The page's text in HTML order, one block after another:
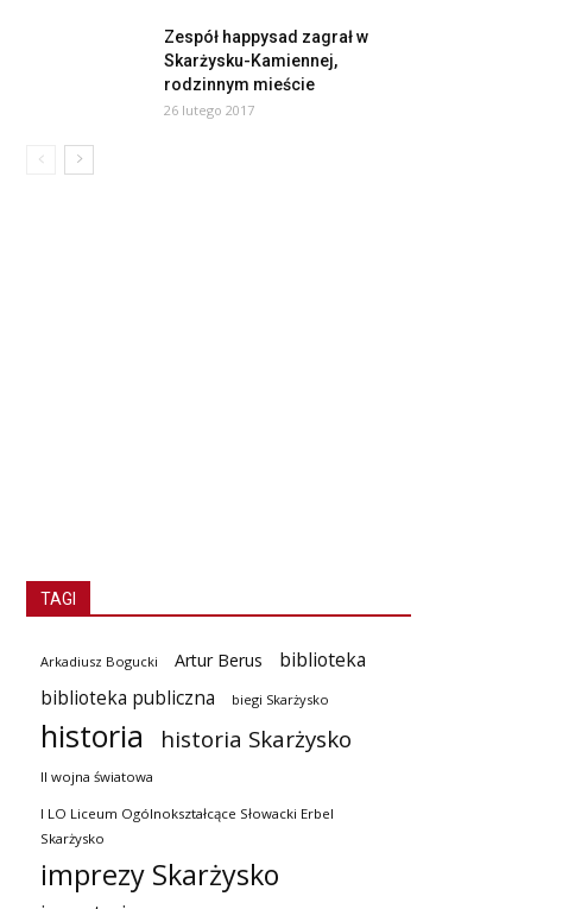
Zespół happysad zagrał w
Skarżysku-Kamiennej,
rodzinnym mieście
26 lutego 2017
TAGI
Arkadiusz Bogucki Artur Berus
biblioteka
biblioteka publiczna
biegi Skarżysko
historia historia Skarżysko
II wojna światowa
I LO Liceum Ogólnokształcące Słowacki Erbel
Skarżysko
imprezy Skarżysko